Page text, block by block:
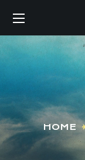
HOME